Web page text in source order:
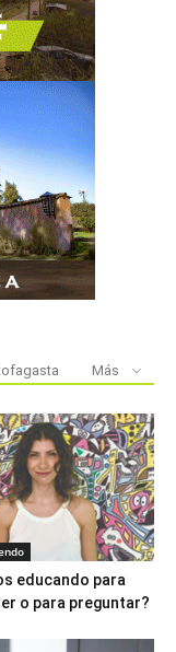
Más
educando para
o para preguntar?